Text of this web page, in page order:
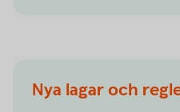
Nya lagar och